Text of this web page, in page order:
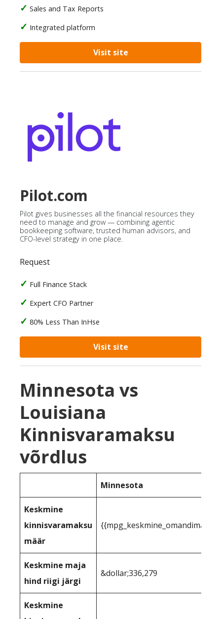
Sales and Tax Reports
Integrated platform
Visit site
Pilot.com
Pilot gives businesses all the financial resources they
need to manage and grow — combining agentic
bookkeeping software, trusted human advisors, and
CFO-level strategy in one place.
Request
Full Finance Stack
Expert CFO Partner
80% Less Than InHse
Visit site
Minnesota vs
Louisiana
Kinnisvaramaksu
võrdlus
Minnesota
Keskmine
kinnisvaramaksu
määr
Keskmine maja
hind riigi järgi
&dollar;336,279
Keskmine